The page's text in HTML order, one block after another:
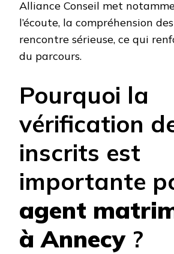
Alliance Conseil met
l’écoute, la compréhension
rencontre sérieuse, ce qui
du parcours.
Pourquoi la
vérification
inscrits est
importante
agent
à Annecy?